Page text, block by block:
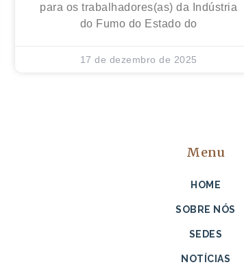
para os trabalhadores(as) da Indústria
do Fumo do Estado do
17 de dezembro de 2025
Menu
HOME
SOBRE NÓS
SEDES
NOTÍCIAS